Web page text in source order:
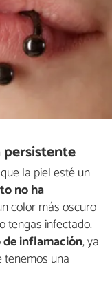
la piel esté un
no ha
color más oscuro
tengas infectado.
inflamación, ya
una